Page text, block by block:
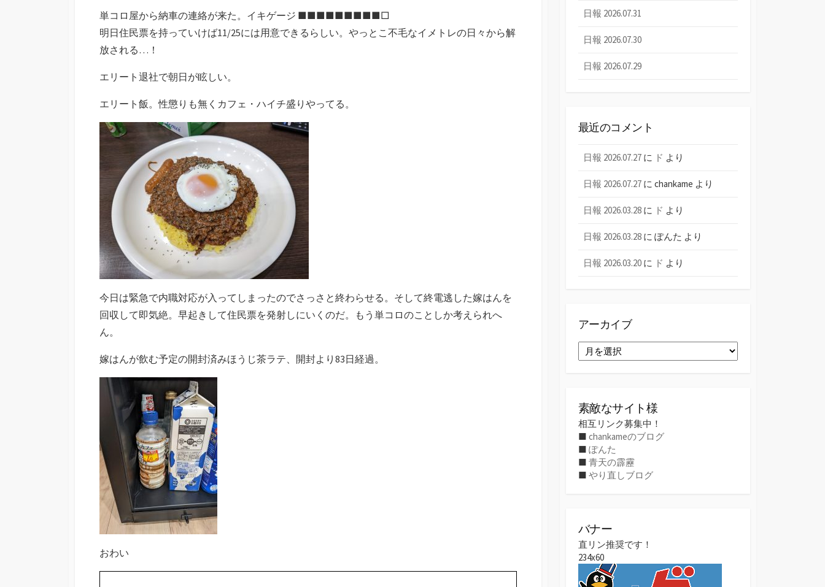
単コロ屋から納車の連絡が来た。イキゲージ ■■■■■■■■■□
明日住民票を持っていけば11/25には用意できるらしい。やっとこ不毛なイメトレの日々から解
放される…！
エリート退社で朝日が眩しい。
エリート飯。性懲りも無くカフェ・ハイチ盛りやってる。
今日は緊急で内職対応が入ってしまったのでさっさと終わらせる。そして終電逃した嫁はんを
回収して即気絶。早起きして住民票を発射しにいくのだ。もう単コロのことしか考えられへ
ん。
嫁はんが飲む予定の開封済みほうじ茶ラテ、開封より83日経過。
おわい
日報 2026.07.31
日報 2026.07.30
日報 2026.07.29
最近のコメント
日報 2026.07.27 に ド より
日報 2026.07.27 に chankame より
日報 2026.03.28 に ド より
日報 2026.03.28 に ぽんた より
日報 2026.03.20 に ド より
アーカイブ
ー
素敵なサイト様
相互リンク募集中！
■ chankameのブログ
■ ぽんた
■ 青天の霹靂
■ やり直しブログ
バナー
直リン推奨です！
234x60